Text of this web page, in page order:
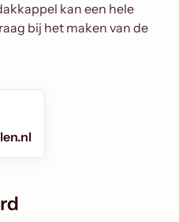
kan een hele
bij het maken van de